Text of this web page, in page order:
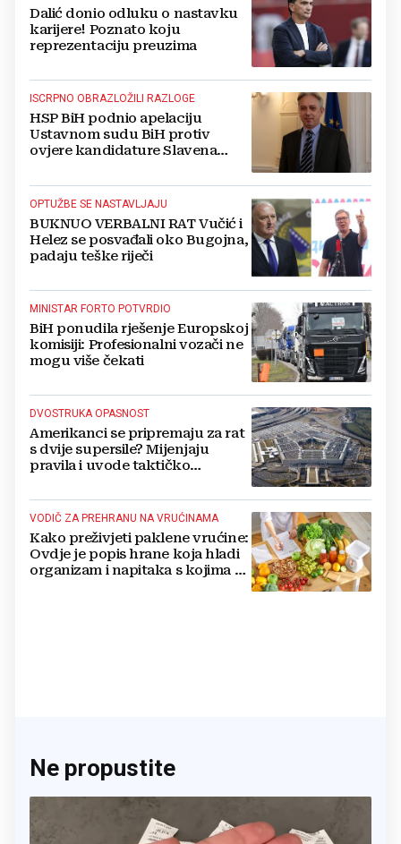
Dalić donio odluku o nastavku
karijere! Poznato koju
reprezentaciju preuzima
ISCRPNO OBRAZLOŽILI RAZLOGE
HSP BiH podnio apelaciju
Ustavnom sudu BiH protiv
ovjere kandidature Slavena
OPTUŽBE SE NASTAVLJAJU
BUKNUO VERBALNI RAT Vučić i
Helez se posvađali oko Bugojna,
padaju teške riječi
MINISTAR FORTO POTVRDIO
BiH ponudila rješenje Europskoj
komisiji: Profesionalni vozači ne
mogu više čekati
DVOSTRUKA OPASNOST
Amerikanci se pripremaju za rat
s dvije supersile? Mijenjaju
pravila i uvode taktičko
VODIČ ZA PREHRANU NA VRUĆINAMA
Kako preživjeti paklene vrućine:
Ovdje je popis hrane koja hladi
organizam i napitaka s kojima si
Ne propustite